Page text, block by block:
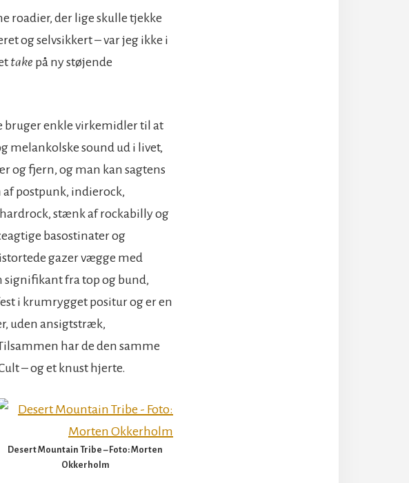
roadier, der lige skulle tjekke
og selvsikkert – var jeg ikke i
take på ny støjende
bruger enkle virkemidler til at
melankolske sound ud i livet,
og fjern, og man kan sagtens
postpunk, indierock,
stænk af rockabilly og
basostinater og
gazer vægge med
signifikant fra top og bund,
i krumrygget positur og er en
uden ansigtstræk,
har de den samme
– og et knust hjerte.
Desert Mountain Tribe – Foto: Morten
Okkerholm